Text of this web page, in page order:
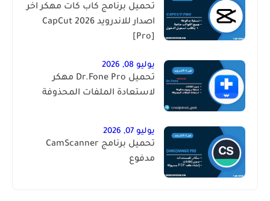
تحميل برنامج كاب كات مهكر اخر
اصدار للاندرويد 2026 CapCut
[Pro]
يوليو 08, 2026
تحميل Dr.Fone Pro مهكر
لاستعادة الملفات المحذوفة
يوليو 07, 2026
تحميل برنامج CamScanner
مدفوع